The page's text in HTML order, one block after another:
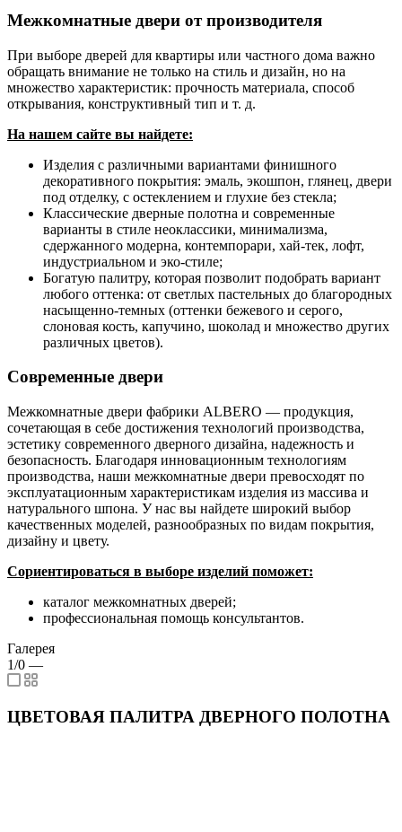
Межкомнатные двери от производителя
При выборе дверей для квартиры или частного дома важно
обращать внимание не только на стиль и дизайн, но на
множество характеристик: прочность материала, способ
открывания, конструктивный тип и т. д.
На нашем сайте вы найдете:
Изделия с различными вариантами финишного
декоративного покрытия: эмаль, экошпон, глянец, двери
под отделку, с остеклением и глухие без стекла;
Классические дверные полотна и современные
варианты в стиле неоклассики, минимализма,
сдержанного модерна, контемпорари, хай-тек, лофт,
индустриальном и эко-стиле;
Богатую палитру, которая позволит подобрать вариант
любого оттенка: от светлых пастельных до благородных
насыщенно-темных (оттенки бежевого и серого,
слоновая кость, капучино, шоколад и множество других
различных цветов).
Современные двери
Межкомнатные двери фабрики ALBERO — продукция,
сочетающая в себе достижения технологий производства,
эстетику современного дверного дизайна, надежность и
безопасность. Благодаря инновационным технологиям
производства, наши межкомнатные двери превосходят по
эксплуатационным характеристикам изделия из массива и
натурального шпона. У нас вы найдете широкий выбор
качественных моделей, разнообразных по видам покрытия,
дизайну и цвету.
Сориентироваться в выборе изделий поможет:
каталог межкомнатных дверей;
профессиональная помощь консультантов.
Галерея
1/0 —
ЦВЕТОВАЯ ПАЛИТРА ДВЕРНОГО ПОЛОТНА